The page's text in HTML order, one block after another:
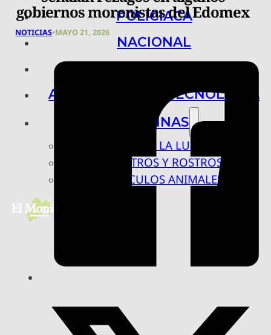
POLICIACA
NACIONAL
ARTE, CIENCIA Y TECNOLOGÍA
COLUMNAS
BAJO LA LUPA
RASTROS Y ROSTROS
VÍNCULOS ANIMALES
gobiernos morenistas del Edomex
NOTICIAS•MAYO 21, 2026